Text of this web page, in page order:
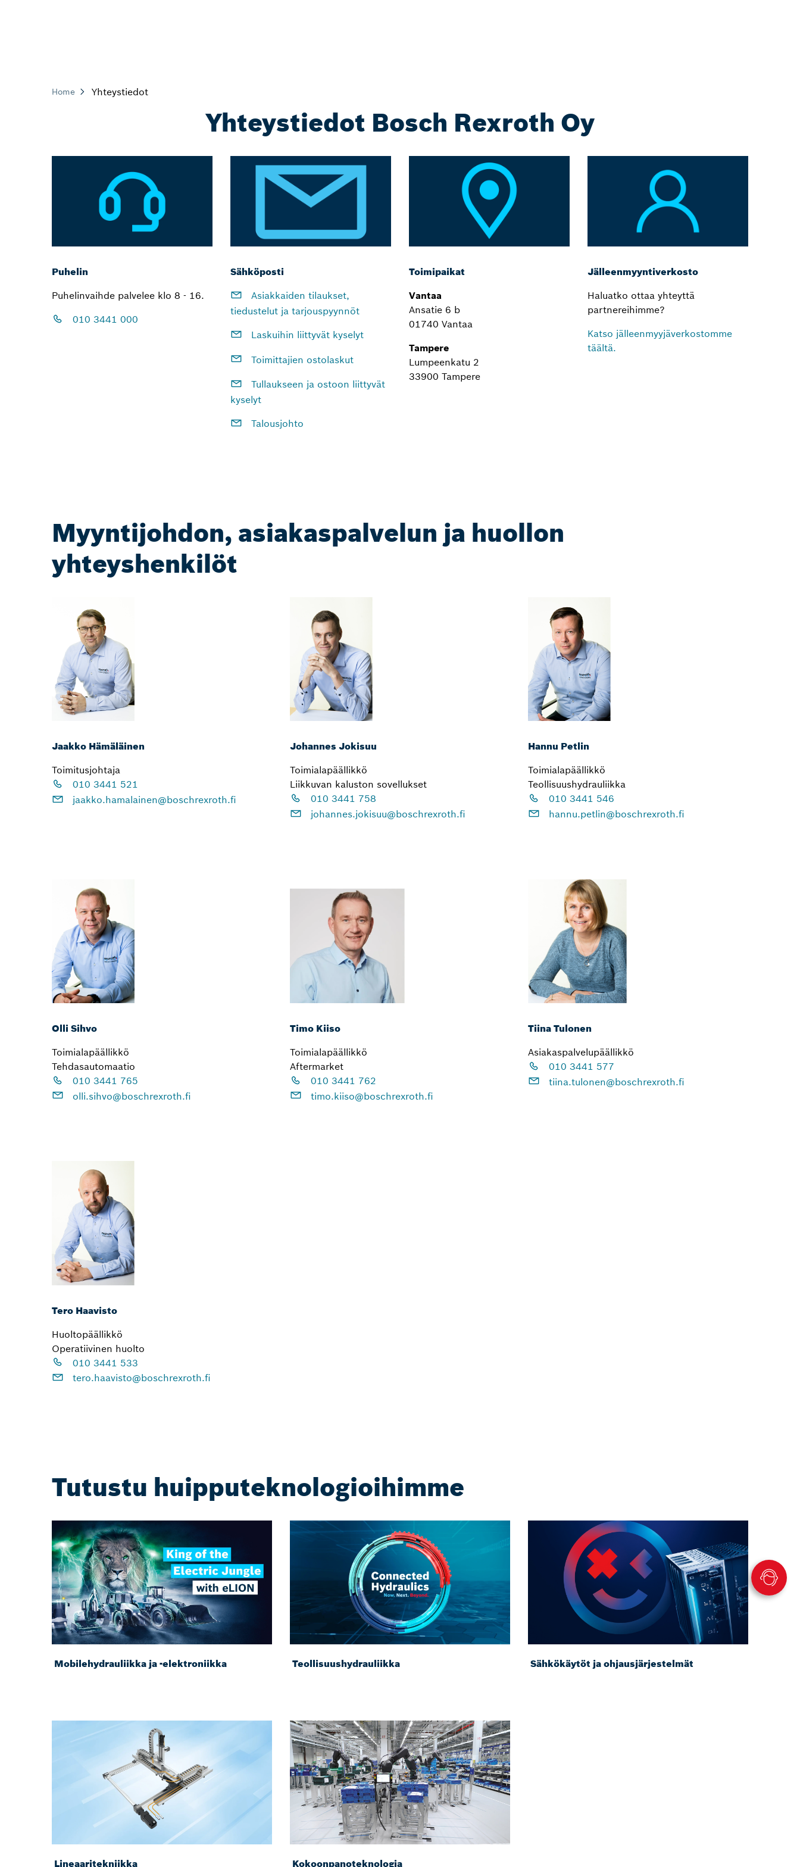
Home Yhteystiedot
Yhteystiedot Bosch Rexroth Oy
Puhelin
Puhelinvaihde palvelee klo 8 - 16.
010 3441 000
Sähköposti
Asiakkaiden tilaukset,
tiedustelut ja tarjouspyynnöt
Laskuihin liittyvät kyselyt
Toimittajien ostolaskut
Tullaukseen ja ostoon liittyvät
kyselyt
Talousjohto
Toimipaikat
Vantaa
Ansatie 6 b
01740 Vantaa
Tampere
Lumpeenkatu 2
33900 Tampere
Jälleenmyyntiverkosto
Haluatko ottaa yhteyttä
partnereihimme?
Katso jälleenmyyjäverkostomme
täältä.
Myyntijohdon, asiakaspalvelun ja huollon
yhteyshenkilöt
Jaakko Hämäläinen
Toimitusjohtaja
010 3441 521
jaakko.hamalainen@boschrexroth.fi
Johannes Jokisuu
Toimialapäällikkö
Liikkuvan kaluston sovellukset
010 3441 758
johannes.jokisuu@boschrexroth.fi
Hannu Petlin
Toimialapäällikkö
Teollisuushydrauliikka
010 3441 546
hannu.petlin@boschrexroth.fi
Olli Sihvo
Toimialapäällikkö
Tehdasautomaatio
010 3441 765
olli.sihvo@boschrexroth.fi
Timo Kiiso
Toimialapäällikkö
Aftermarket
010 3441 762
timo.kiiso@boschrexroth.fi
Tiina Tulonen
Asiakaspalvelupäällikkö
010 3441 577
tiina.tulonen@boschrexroth.fi
Tero Haavisto
Huoltopäällikkö
Operatiivinen huolto
010 3441 533
tero.haavisto@boschrexroth.fi
Tutustu huipputeknologioihimme
Mobilehydrauliikka ja -elektroniikka Teollisuushydrauliikka Sähkökäytöt ja ohjausjärjestelmät
Lineaaritekniikka Kokoonpanoteknologia